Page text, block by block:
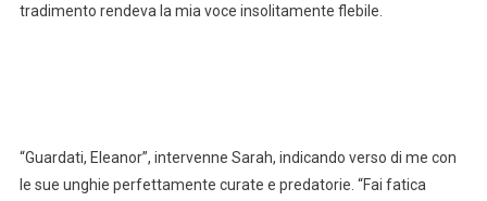
tradimento rendeva la mia voce insolitamente flebile.
“Guardati, Eleanor”, intervenne Sarah, indicando verso di me con
le sue unghie perfettamente curate e predatorie. “Fai fatica